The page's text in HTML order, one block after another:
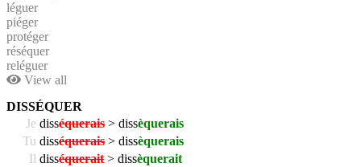
léguer
piéger
protéger
réséquer
reléguer
View all
DISSÉQUER
Je disséquerais > dissèquerais
Tu disséquerais > dissèquerais
Il disséquerait > dissèquerait